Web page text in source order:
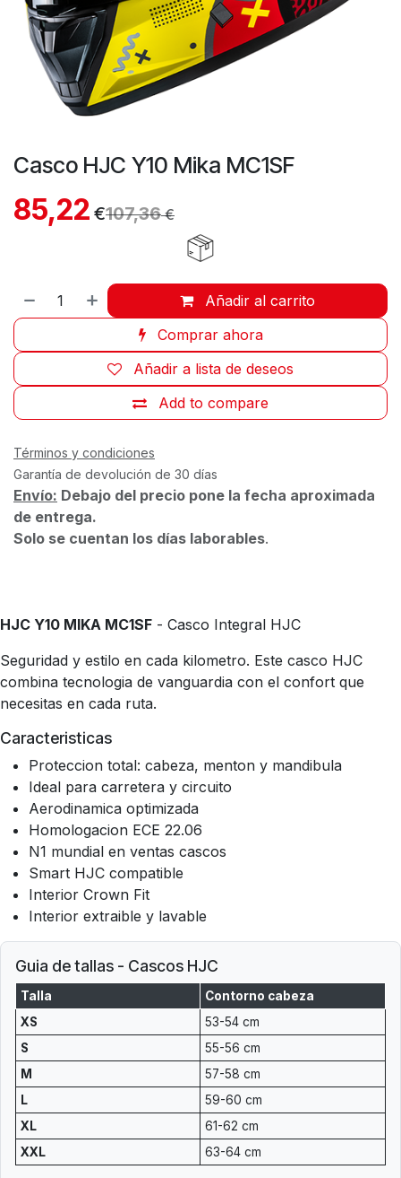
Casco HJC Y10 Mika MC1SF
85,22 €107,36€
Añadir al carrito
Comprar ahora
Add to compare
Añadir a lista de deseos
Términos y condiciones
Garantía de devolución de 30 días
Envío: Debajo del precio pone la fecha aproximada
de entrega.
Solo se cuentan los días laborables.
HJC Y10 MIKA MC1SF - Casco Integral HJC
Seguridad y estilo en cada kilometro. Este casco HJC
combina tecnologia de vanguardia con el confort que
necesitas en cada ruta.
Caracteristicas
Proteccion total: cabeza, menton y mandibula
Ideal para carretera y circuito
Aerodinamica optimizada
Homologacion ECE 22.06
N1 mundial en ventas cascos
Smart HJC compatible
Interior Crown Fit
Interior extraible y lavable
Guia de tallas - Cascos HJC
Talla
Contorno cabeza
XS
53-54 cm
S
55-56 cm
M
57-58 cm
L
59-60 cm
XL
61-62 cm
XXL
63-64 cm